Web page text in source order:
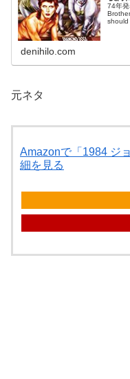
74年
should
denihilo.com
元ネタ
Amazonで「1984 ジ
細を見る